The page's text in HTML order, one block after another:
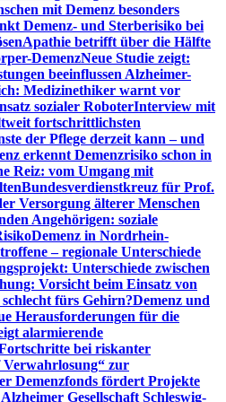
mit Demenz besonders
Demenz- und Sterberisiko bei
Apathie betrifft über die Hälfte
DemenzNeue Studie zeigt:
beeinflussen Alzheimer-
Medizinethiker warnt vor
sozialer RoboterInterview mit
fortschrittlichsten
der Pflege derzeit kann – und
erkennt Demenzrisiko schon in
Reiz: vom Umgang mit
Bundesverdienstkreuz für Prof.
Versorgung älterer Menschen
Angehörigen: soziale
Demenz in Nordrhein-
– regionale Unterschiede
Unterschiede zwischen
Vorsicht beim Einsatz von
fürs Gehirn?Demenz und
Herausforderungen für die
alarmierende
bei riskanter
Verwahrlosung“ zur
Demenzfonds fördert Projekte
Gesellschaft Schleswig-